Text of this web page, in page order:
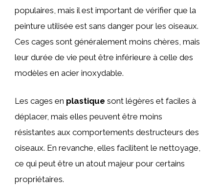
populaires, mais il est important de vérifier que la
peinture utilisée est sans danger pour les oiseaux.
Ces cages sont généralement moins chères, mais
leur durée de vie peut être inférieure à celle des
modèles en acier inoxydable.
Les cages en plastique sont légères et faciles à
déplacer, mais elles peuvent être moins
résistantes aux comportements destructeurs des
oiseaux. En revanche, elles facilitent le nettoyage,
ce qui peut être un atout majeur pour certains
propriétaires.